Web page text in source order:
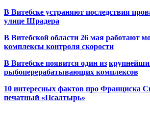
В Витебске устраняют последствия
улице Шрадера
В Витебской области 26 мая работают
комплексы контроля скорости
В Витебске появится один из
рыбоперерабатывающих комплексов
10 интересных фактов про Франциска
печатный «Псалтырь»